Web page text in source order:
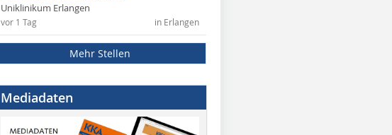
Uniklinikum Erlangen
in Erlangen
vor 1 Tag
Mehr Stellen
Mediadaten